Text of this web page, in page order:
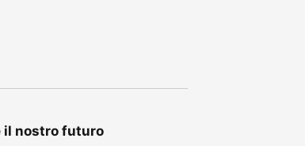
il nostro futuro